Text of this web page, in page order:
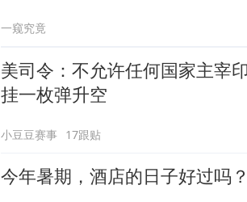
一窥究竟
美司令：不允许任何国家主宰
挂一枚弹升空
小豆豆赛事 17跟贴
今年暑期，酒店的日子好过吗？